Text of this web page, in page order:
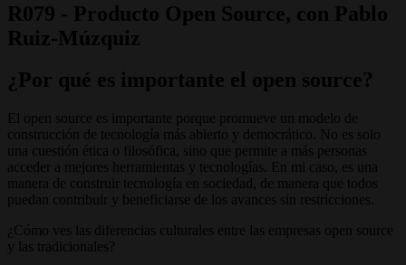
R079 - Producto Open Source, con Pablo
Ruiz-Múzquiz
¿Por qué es importante el open source?
El open source es importante porque promueve un modelo de
construcción de tecnología más abierto y democrático. No es solo
una cuestión ética o filosófica, sino que permite a más personas
acceder a mejores herramientas y tecnologías. En mi caso, es una
manera de construir tecnología en sociedad, de manera que todos
puedan contribuir y beneficiarse de los avances sin restricciones.
¿Cómo ves las diferencias culturales entre las empresas open source
y las tradicionales?